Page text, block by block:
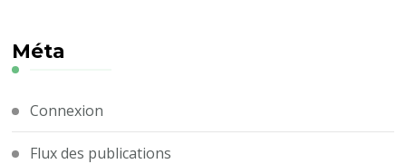
Méta
Connexion
Flux des publications